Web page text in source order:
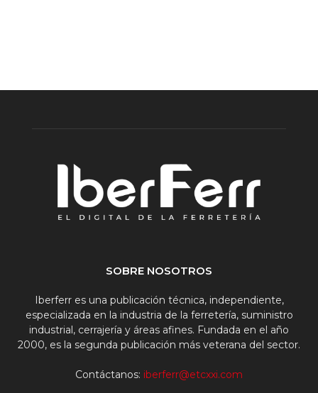
SOBRE NOSOTROS
Iberferr es una publicación técnica, independiente,
especializada en la industria de la ferretería, suministro
industrial, cerrajería y áreas afines. Fundada en el año
2000, es la segunda publicación más veterana del sector.
Contáctanos: iberferr@etcxxi.com